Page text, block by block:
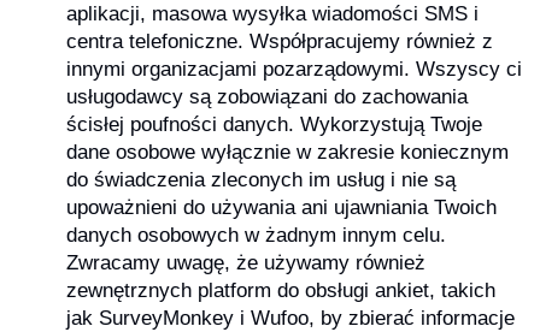
aplikacji, masowa wysyłka wiadomości SMS i
centra telefoniczne. Współpracujemy również z
innymi organizacjami pozarządowymi. Wszyscy ci
usługodawcy są zobowiązani do zachowania
ścisłej poufności danych. Wykorzystują Twoje
dane osobowe wyłącznie w zakresie koniecznym
do świadczenia zleconych im usług i nie są
upoważnieni do używania ani ujawniania Twoich
danych osobowych w żadnym innym celu.
Zwracamy uwagę, że używamy również
zewnętrznych platform do obsługi ankiet, takich
jak SurveyMonkey i Wufoo, by zbierać informacje